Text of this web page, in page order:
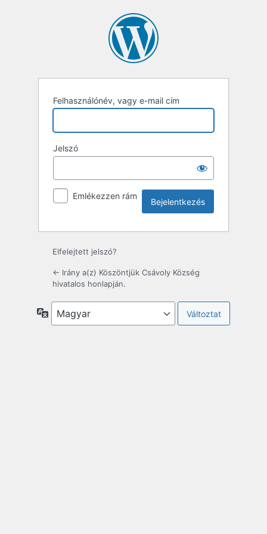
Felhasználónév, vagy e-mail cím
Jelszó
Emlékezzen rám
Elfelejtett jelszó?
← Irány a(z) Köszöntjük Csávoly Község
hivatalos honlapján.
Nyelv